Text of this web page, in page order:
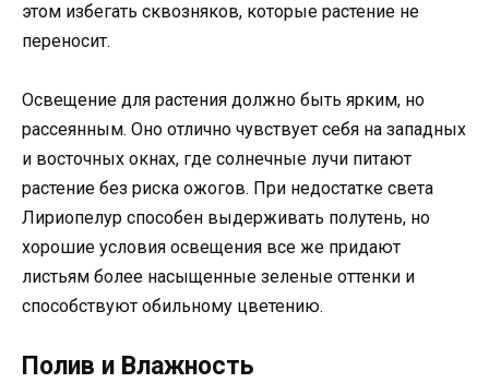
этом избегать сквозняков, которые растение не
переносит.
Освещение для растения должно быть ярким, но
рассеянным. Оно отлично чувствует себя на западных
и восточных окнах, где солнечные лучи питают
растение без риска ожогов. При недостатке света
Лириопелур способен выдерживать полутень, но
хорошие условия освещения все же придают
листьям более насыщенные зеленые оттенки и
способствуют обильному цветению.
Полив и Влажность